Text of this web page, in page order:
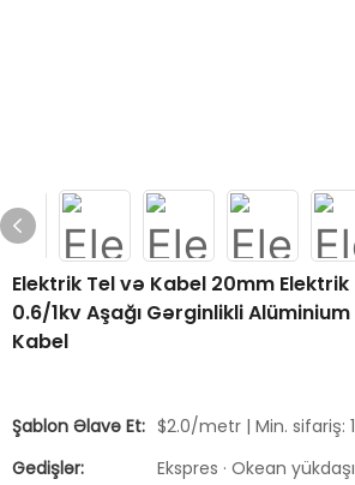
Elektrik Tel və Kabel 20mm
0.6/1kv Aşağı Gərginlikli
Kabel
Şablon Əlavə Et: $2.0/metr | Min. sifariş:
Gedişlər:
Ekspres · Okean